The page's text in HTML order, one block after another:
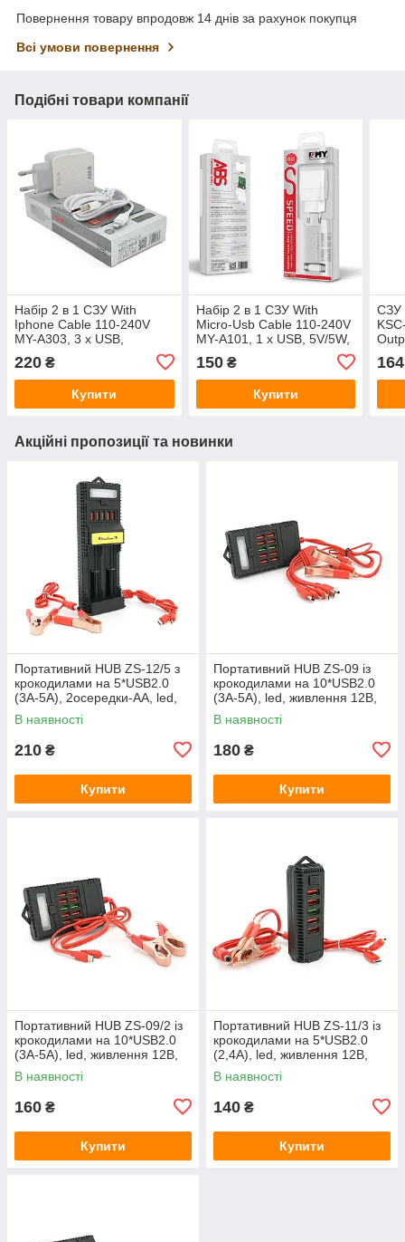
Повернення товару впродовж 14 днів за рахунок покупця
Всі умови повернення
Подібні товари компанії
Набір 2 в 1 СЗУ With
Iphone Cable 110-240V
MY-A303, 3 x USB,
5V/15W, Output: 5V/3.1A,
White, Blister-box, Q25
220 ₴
Купити
Набір 2 в 1 СЗУ With
Micro-Usb Cable 110-240V
MY-A101, 1 x USB, 5V/5W,
Blister-box, Q25
150₴
Купити
СЗУ
164
Акційні пропозиції та новинки
Портативний HUB ZS-12/5 з
крокодилами на 5*USB2.0
(3А-5A), 2осередки-АА, led,
живлення 12В, Black, Box
В наявності
210 ₴
Купити
Портативний HUB ZS-09 із
крокодилами на 10*USB2.0
(3A-5А), led, живлення 12В,
Black, Box
В наявності
180 ₴
Купити
Портативний HUB ZS-09/2 із
крокодилами на 10*USB2.0
(3A-5А), led, живлення 12В,
Black, Box
В наявності
160 ₴
Купити
Портативний HUB ZS-11/3 із
крокодилами на 5*USB2.0
(2,4А), led, живлення 12В,
Black, Box
В наявності
140 ₴
Купити